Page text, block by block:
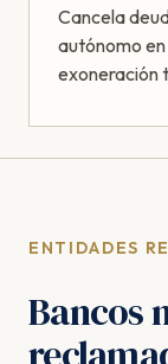
Cancela
autónomo
exoneración
ENTIDADES
Bancos